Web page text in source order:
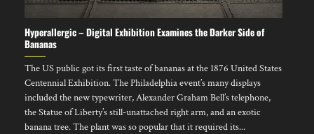
Hyperallergic – Digital Exhibition Examines the Darker Side of
Bananas
The US public got its first taste of bananas at the 1876 United States
Centennial Exhibition. The Philadelphia event’s many displays
included the new typewriter, Alexander Graham Bell’s telephone,
the Statue of Liberty’s still-unattached right arm, and an exotic
banana tree. The plant was so popular that it required its...